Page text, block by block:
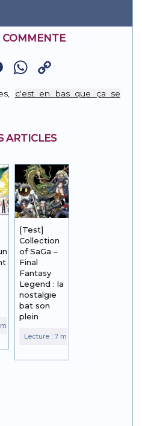
COMMENTE
Messenger
WhatsApp
Link
c'est en bas que ça se
ARTICLES
[Test]
Collection
of SaGa –
Final
Fantasy
Legend : la
nostalgie
bat son
plein